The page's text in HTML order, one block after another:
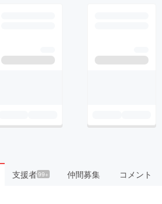
支援者99+ 仲間募集 コメント